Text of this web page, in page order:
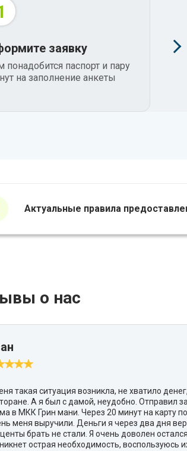
заявку
понадобится паспорт и пару
на заполнение анкеты
Актуальные правила
о нас
такая ситуация возникла, не хватило
А я был с дамой, неудобно. Отправил
в МКК Грин мани. Через 20 минут на карту
меня выручили. Деньги я через два дня
брать не стали. Я очень доволен
острая необходимость, воспользуюсь